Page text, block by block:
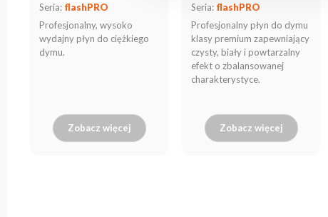
Seria: flashPRO
Profesjonalny, wysoko
wydajny płyn do ciężkiego
dymu.
Zobacz więcej
Seria: flashPRO
Profesjonalny płyn do dymu
klasy premium zapewniający
czysty, biały i powtarzalny
efekt o zbalansowanej
charakterystyce.
Zobacz więcej